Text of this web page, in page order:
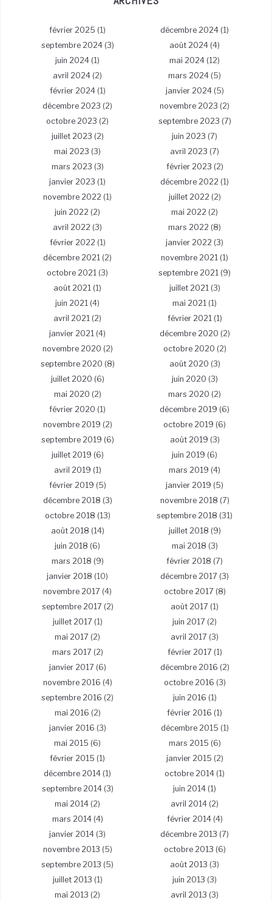
février 2025 (1) décembre 2024 (1)
septembre 2024(3) août 2024 (4)
juin 2024 (1) mai 2024 (12)
avril 2024 (2) mars 2024 (5)
février 2024(1) janvier 2024(5)
décembre 2023 (2) novembre 2023 (2)
octobre 2023 (2) septembre 2023 (7)
juillet 2023 (2) juin 2023 (7)
mai 2023 (3) avril 2023 (7)
mars 2023 (3) février 2023 (2)
janvier 2023 (1) décembre 2022 (1)
novembre 2022 (1) juillet 2022 (2)
juin 2022 (2) mai 2022 (2)
avril 2022 (3) mars 2022 (8)
février 2022 (1) janvier 2022 (3)
décembre 2021 (2) novembre 2021 (1)
octobre 2021 (3) septembre 2021 (9)
août 2021 (1) juillet 2021(3)
juin 2021 (4) mai 2021 (1)
avril 2021 (2) février 2021(1)
janvier 2021 (4) décembre 2020 (2)
novembre 2020 (2) octobre 2020 (2)
septembre 2020 (8) août 2020 (3)
juillet 2020 (6) juin 2020 (3)
mai 2020 (2) mars 2020 (2)
février 2020 (1) décembre 2019 (6)
novembre 2019 (2) octobre 2019 (6)
septembre 2019 (6) août 2019 (3)
juillet 2019 (6) juin 2019 (6)
avril 2019 (1) mars 2019 (4)
février 2019 (5) janvier 2019 (5)
décembre 2018 (3) novembre 2018 (7)
octobre 2018 (13) septembre 2018 (31)
août 2018 (14) juillet 2018 (9)
juin 2018 (6) mai 2018 (3)
mars 2018 (9) février 2018 (7)
janvier 2018 (10) décembre 2017 (3)
novembre 2017 (4) octobre 2017 (8)
septembre 2017 (2) août 2017 (1)
juillet 2017 (1) juin 2017 (2)
mai 2017 (2) avril 2017 (3)
mars 2017 (2) février 2017 (1)
janvier 2017 (6) décembre 2016 (2)
novembre 2016 (4) octobre 2016 (3)
septembre 2016 (2) juin 2016 (1)
mai 2016 (2) février 2016 (1)
janvier 2016 (3) décembre 2015 (1)
mai 2015 (6) mars 2015 (6)
février 2015 (1) janvier 2015 (2)
décembre 2014 (1) octobre 2014 (1)
septembre 2014(3) juin 2014 (1)
mai 2014 (2) avril 2014 (2)
mars 2014(4) février 2014(4)
janvier 2014 (3) décembre 2013 (7)
novembre 2013 (5) octobre 2013 (6)
septembre 2013 (5) août 2013 (3)
juillet 2013 (1) juin 2013 (3)
mai 2013 (2) avril 2013 (3)